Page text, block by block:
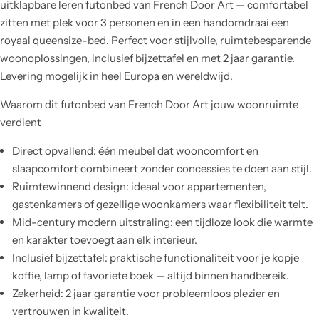
uitklapbare leren futonbed van French Door Art — comfortabel
zitten met plek voor 3 personen en in een handomdraai een
royaal queensize-bed. Perfect voor stijlvolle, ruimtebesparende
woonoplossingen, inclusief bijzettafel en met 2 jaar garantie.
Levering mogelijk in heel Europa en wereldwijd.
Waarom dit futonbed van French Door Art jouw woonruimte
verdient
Direct opvallend: één meubel dat wooncomfort en
slaapcomfort combineert zonder concessies te doen aan stijl.
Ruimtewinnend design: ideaal voor appartementen,
gastenkamers of gezellige woonkamers waar flexibiliteit telt.
Mid-century modern uitstraling: een tijdloze look die warmte
en karakter toevoegt aan elk interieur.
Inclusief bijzettafel: praktische functionaliteit voor je kopje
koffie, lamp of favoriete boek — altijd binnen handbereik.
Zekerheid: 2 jaar garantie voor probleemloos plezier en
vertrouwen in kwaliteit.